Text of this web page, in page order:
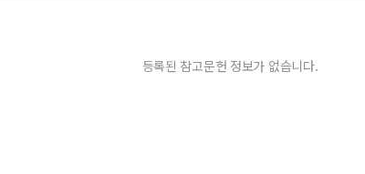
등록된 참고문헌 정보가 없습니다.